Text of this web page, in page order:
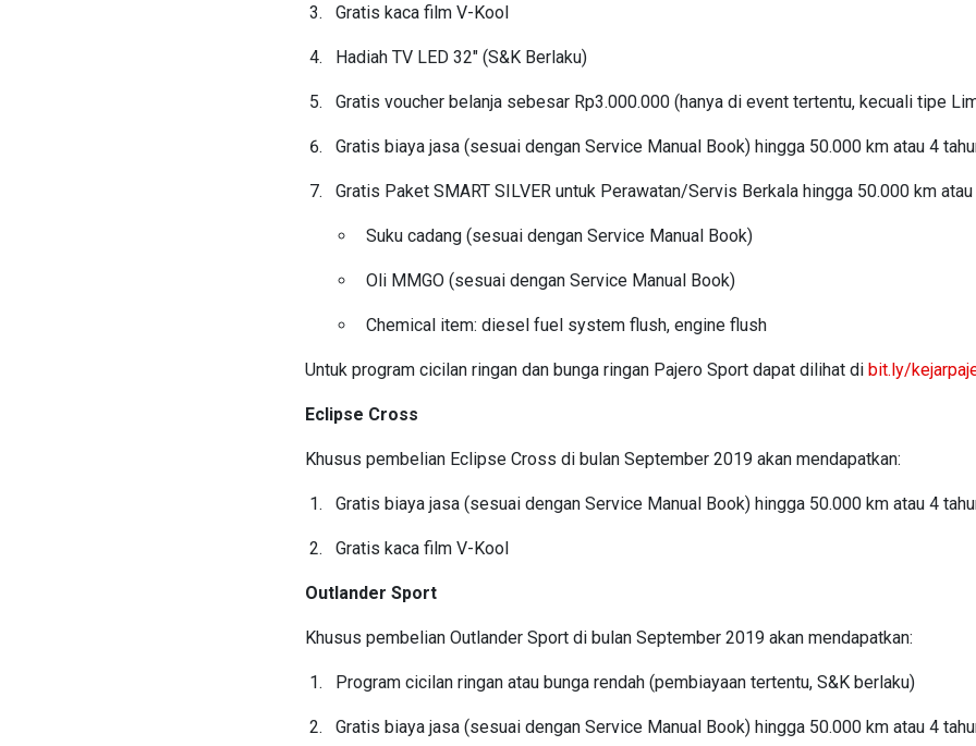
Gratis kaca film V-Kool
Hadiah TV LED 32″ (S&K Berlaku)
Gratis voucher belanja sebesar Rp3.000.000 (hanya di event tertentu, kecuali tipe
Gratis biaya jasa (sesuai dengan Service Manual Book) hingga 50.000 km atau 4
Gratis Paket SMART SILVER untuk Perawatan/Servis Berkala hingga 50.000 km atau
Suku cadang (sesuai dengan Service Manual Book)
Oli MMGO (sesuai dengan Service Manual Book)
Chemical item: diesel fuel system flush, engine flush
Untuk program cicilan ringan dan bunga ringan Pajero Sport dapat dilihat dibit.ly/
Eclipse Cross
Khusus pembelian Eclipse Cross di bulan September 2019 akan mendapatkan:
Gratis biaya jasa (sesuai dengan Service Manual Book) hingga 50.000 km atau 4
Gratis kaca film V-Kool
Outlander Sport
Khusus pembelian Outlander Sport di bulan September 2019 akan mendapatkan:
Program cicilan ringan atau bunga rendah (pembiayaan tertentu, S&K berlaku)
Gratis biaya jasa (sesuai dengan Service Manual Book) hingga 50.000 km atau 4